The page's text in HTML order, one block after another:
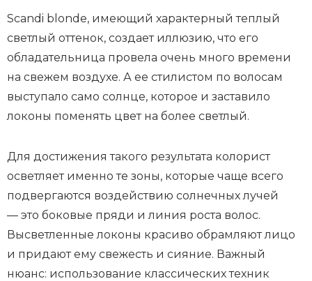
Scandi blonde, имеющий характерный теплый
светлый оттенок, создает иллюзию, что его
обладательница провела очень много времени
на свежем воздухе. А ее стилистом по волосам
выступало само солнце, которое и заставило
локоны поменять цвет на более светлый.
Для достижения такого результата колорист
осветляет именно те зоны, которые чаще всего
подвергаются воздействию солнечных лучей
— это боковые пряди и линия роста волос.
Высветленные локоны красиво обрамляют лицо
и придают ему свежесть и сияние. Важный
нюанс: использование классических техник